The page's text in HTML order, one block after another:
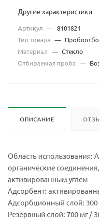
Другие характеристики
Артикул — 8101821
Тип товара —
Материал — Стекло
Отбираемая проба —
ОПИСАНИЕ
Область использования:
органические
активированным углем
Адсорбент:
Адсорбционный слой: 300
Резервный слой: 700 мг /